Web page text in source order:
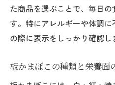
た商品を選ぶことで、毎日
す。特にアレルギーや体調
の際に表示をしっかり確認し
板かまぼこの種類と栄養面